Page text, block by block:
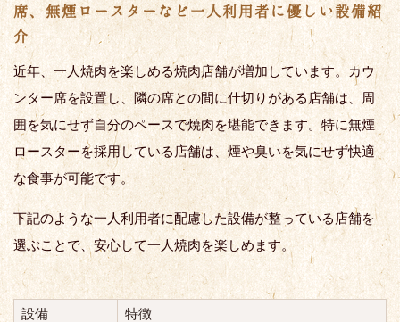
席、無煙ロースターなど一人利用者に優しい設備紹
介
近年、一人焼肉を楽しめる焼肉店舗が増加しています。カウ
ンター席を設置し、隣の席との間に仕切りがある店舗は、周
囲を気にせず自分のペースで焼肉を堪能できます。特に無煙
ロースターを採用している店舗は、煙や臭いを気にせず快適
な食事が可能です。
下記のような一人利用者に配慮した設備が整っている店舗を
選ぶことで、安心して一人焼肉を楽しめます。
設備
特徴